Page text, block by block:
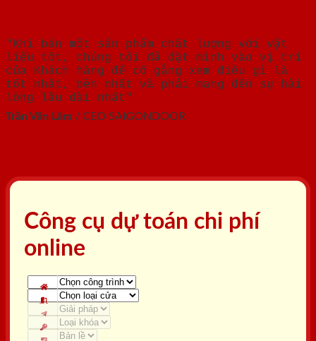
"Khi bán một sản phẩm chất lượng với vật
liệu tốt, chúng tôi đã đặt mình vào vị trí
của Khách hàng để cố gắng xem điều gì là
tốt nhất, bền nhất và phải mang đến sự hài
lòng lâu dài nhất"
Trần Văn Lãm / CEO SAIGONDOOR
Công cụ dự toán chi phí
online